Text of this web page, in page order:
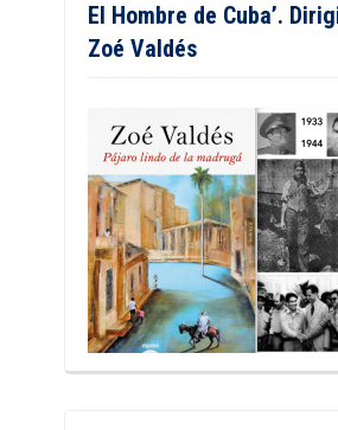
El Hombre de Cuba’.
Zoé Valdés